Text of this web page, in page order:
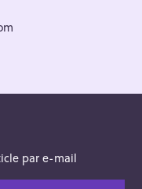
par e-mail